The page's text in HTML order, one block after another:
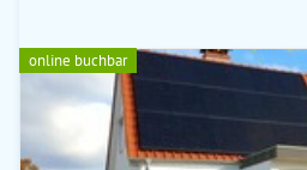
online buchbar